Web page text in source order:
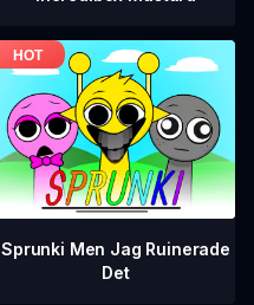
Sprunki Men Jag Ruinerade
Det